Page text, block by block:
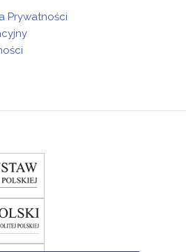
Prywatności